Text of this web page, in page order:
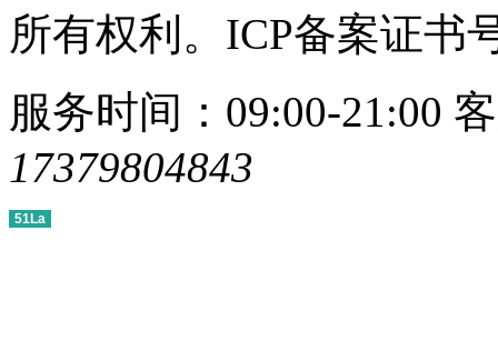
所有权利。ICP备案证书
服务时间：09:00-21:00
17379804843
51La